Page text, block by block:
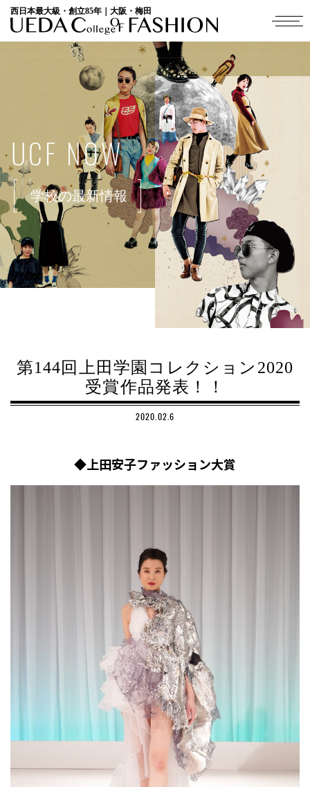
西日本最大級・創立85年｜大阪・梅田
UCF NOW
学校の最新情報
第144回上田学園コレクション2020
受賞作品発表！！
2020.02.6
◆上田安子ファッション大賞